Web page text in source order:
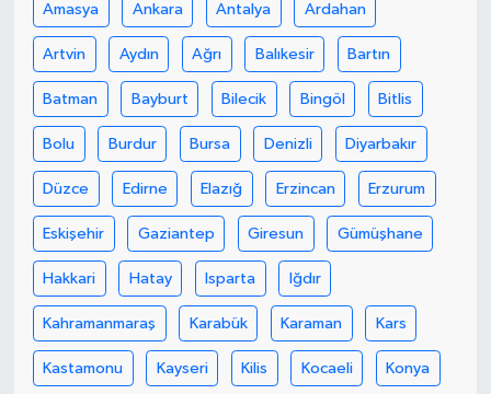
Amasya Ankara Antalya Ardahan
Artvin Aydın Ağrı Balıkesir Bartın
Batman Bayburt Bilecik Bingöl Bitlis
Bolu Burdur Bursa Denizli Diyarbakır
Düzce Edirne Elazığ Erzincan Erzurum
Eskişehir Gaziantep Giresun Gümüşhane
Hakkari Hatay Isparta Iğdır
Kahramanmaraş Karabük Karaman Kars
Kastamonu Kayseri Kilis Kocaeli Konya